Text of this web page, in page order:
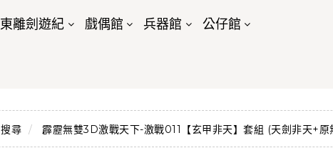
東離劍遊紀 戲偶館 兵器館 公仔館
搜尋 霹靂無雙3D激戰天下-激戰011【玄甲非天】套組 (天劍非天+原